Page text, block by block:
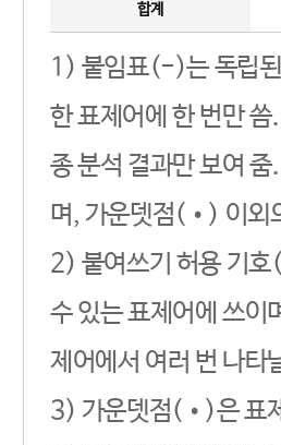
합계
1) 붙임표(-)는 독립된
한 표제어에 한 번만
종 분석 결과만 보여
며, 가운뎃점(•) 이외
2) 붙여쓰기 허용 기호
수 있는 표제어에 쓰이
제어에서 여러 번 나타
3) 가운뎃점(•)은 표